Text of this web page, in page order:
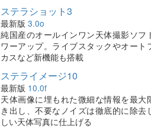
ステラショット3
最新版 3.0o
純国産のオールインワン天体撮影ソフ
ワーアップ。ライブスタックやオート
カスなど新機能も搭載
ステライメージ10
最新版 10.0f
天体画像に埋もれた微細な情報を最大
き出し、不要なノイズは徹底的に除去
しい天体写真に仕上げる